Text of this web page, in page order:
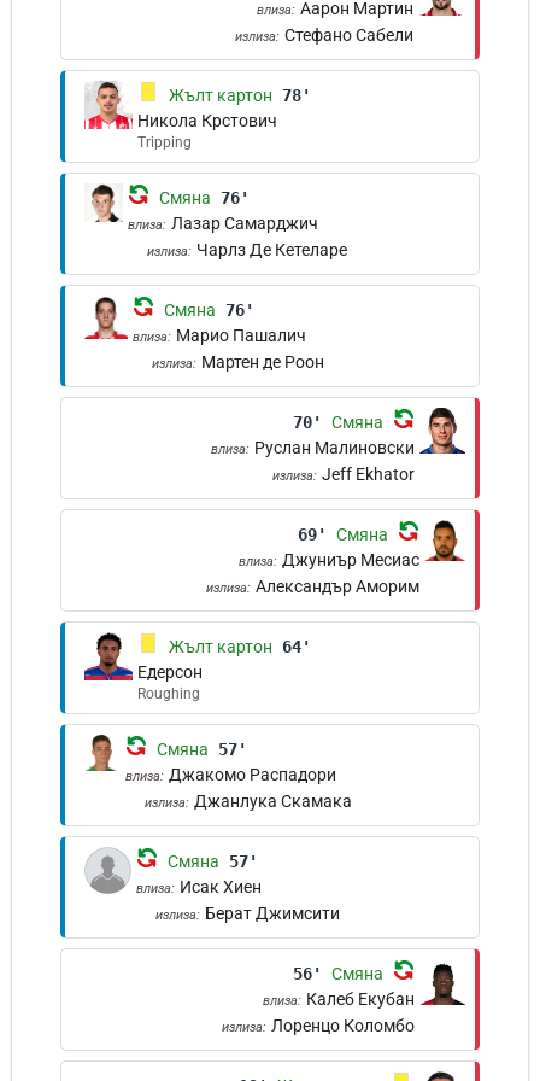
влиза: Аарон Мартин
излиза: Стефано Сабели
Жълт картон
78'
Никола Крстович
Tripping
Смяна 76'
влиза: Лазар Самарджич
излиза: Чарлз Де Кетеларе
Смяна 76'
влиза: Марио Пашалич
излиза: Мартен де Роон
70' Смяна
влиза: Руслан Малиновски
излиза: Jeff Ekhator
69' Смяна
влиза: Джуниър Месиас
излиза: Александър Аморим
Жълт картон
64'
Едерсон
Roughing
Смяна 57'
влиза: Джакомо Распадори
излиза: Джанлука Скамака
Смяна 57'
влиза: Исак Хиен
излиза: Берат Джимсити
56' Смяна
влиза: Калеб Екубан
излиза: Лоренцо Коломбо